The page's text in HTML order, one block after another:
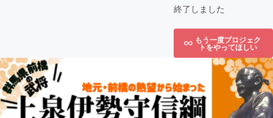
終了しました
もう一度プロジェク
トをやってほしい